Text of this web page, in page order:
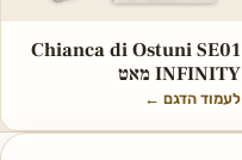
Chianca di Ostuni SE01
INFINITY מאט
לעמוד הדגם ←